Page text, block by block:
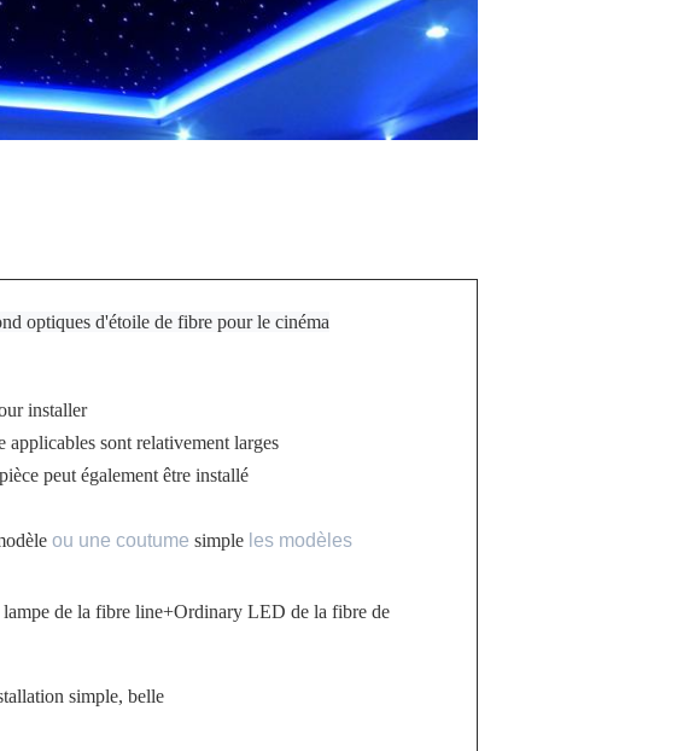
optiques d'étoile de fibre pour le cinéma
installer
applicables sont relativement larges
peut également être installé
ou une coutume simple les modèles
lampe de la fibre line+Ordinary LED de la fibre de
simple, belle